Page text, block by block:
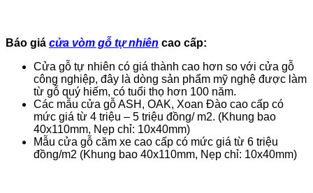
Báo giá cửa vòm gỗ tự nhiên cao cấp:
Cửa gỗ tự nhiên có giá thành cao hơn so với cửa gỗ
công nghiệp, đây là dòng sản phẩm mỹ nghệ được làm
từ gỗ quý hiếm, có tuổi thọ hơn 100 năm.
Các mẫu cửa gỗ ASH, OAK, Xoan Đào cao cấp có
mức giá từ 4 triệu – 5 triệu đồng/ m2. (Khung bao
40x110mm, Nẹp chỉ: 10x40mm)
Mẫu cửa gỗ căm xe cao cấp có mức giá từ 6 triệu
đồng/m2 (Khung bao 40x110mm, Nẹp chỉ: 10x40mm)